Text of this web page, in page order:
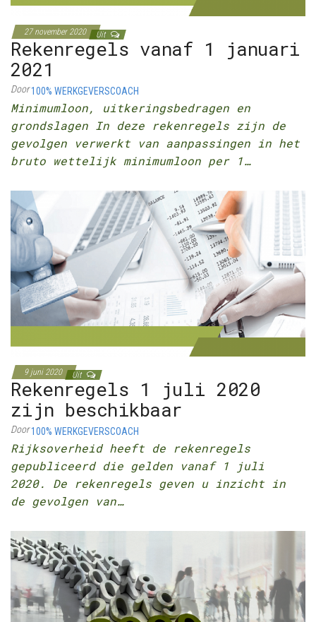
27 november 2020 Uit
Rekenregels vanaf 1 januari
2021
Door100% WERKGEVERSCOACH
Minimumloon, uitkeringsbedragen en
grondslagen In deze rekenregels zijn de
gevolgen verwerkt van aanpassingen in het
bruto wettelijk minimumloon per 1…
9 juni 2020 Uit
Rekenregels 1 juli 2020
zijn beschikbaar
Door100% WERKGEVERSCOACH
Rijksoverheid heeft de rekenregels
gepubliceerd die gelden vanaf 1 juli
2020. De rekenregels geven u inzicht in
de gevolgen van…